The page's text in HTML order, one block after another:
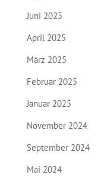
Juni 2025
April 2025
März 2025
Februar 2025
Januar 2025
November 2024
September 2024
Mai 2024